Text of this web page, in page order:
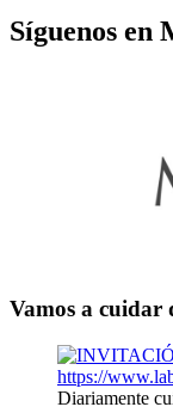
Síguenos en
Vamos a cuidar
Diariamente